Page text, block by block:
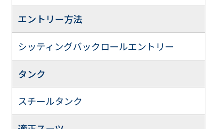
エントリー方法
シッティングバックロールエントリー
タンク
スチールタンク